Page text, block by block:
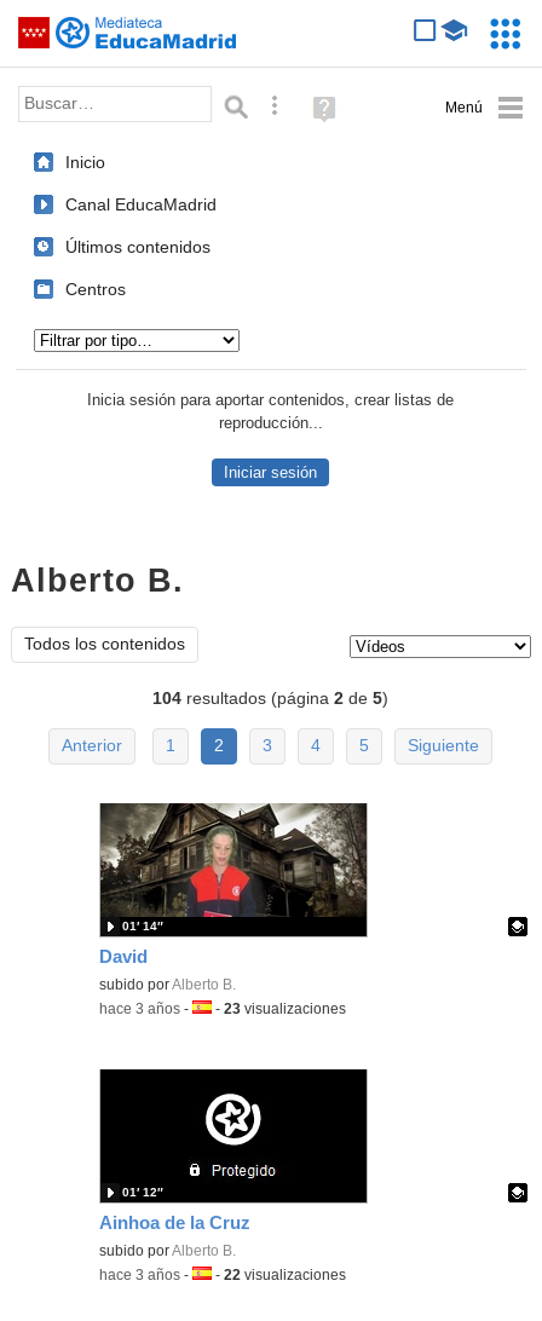
Saltar navegación
Palabra o frase: Búsqueda avanzada
Ayuda
(en
Inicio
Canal EducaMadrid
Últimos contenidos
Centros
Inicia sesión para aportar contenidos, crear listas de
reproducción...
Iniciar sesión
Alberto B.
Todos los contenidos
104 resultados (página2 de5)
Anterior 1 2 3 4 5 Siguiente
David
Contenido educativo.
subido porAlberto B.
01′ 14″
-hace 3 años -Idioma:
-23 visualizaciones
Ainhoa de la Cruz
Contenido educativo.
subido porAlberto B.
01′ 12″
-hace 3 años -Idioma:
-22 visualizaciones